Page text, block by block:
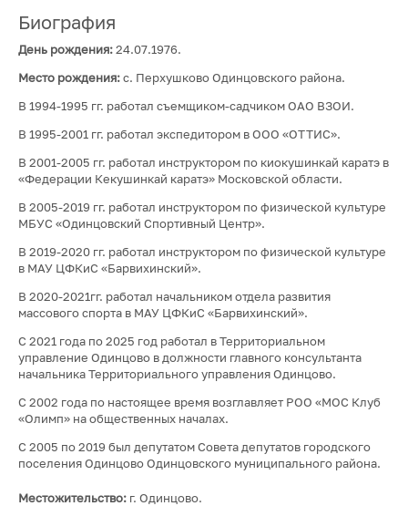
Биография
День рождения:24.07.1976.
Место рождения:с. Перхушково Одинцовского района.
В 1994-1995 гг. работал съемщиком-садчиком ОАО ВЗОИ.
В 1995-2001 гг. работал экспедитором в ООО «ОТТИС».
В 2001-2005 гг. работал инструктором по киокушинкай каратэ в
«Федерации Кекушинкай каратэ» Московской области.
В 2005-2019 гг. работал инструктором по физической культуре
МБУС «Одинцовский Спортивный Центр».
В 2019-2020 гг. работал инструктором по физической культуре
в МАУ ЦФКиС «Барвихинский».
В 2020-2021гг. работал начальником отдела развития
массового спорта в МАУ ЦФКиС «Барвихинский».
С 2021 года по 2025 год работал в Территориальном
управление Одинцово в должности главного консультанта
начальника Территориального управления Одинцово.
С 2002 года по настоящее время возглавляет РОО «МОС Клуб
«Олимп» на общественных началах.
С 2005 по 2019 был депутатом Совета депутатов городского
поселения Одинцово Одинцовского муниципального района.
Местожительство:г. Одинцово.